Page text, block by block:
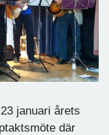
januari årets
där